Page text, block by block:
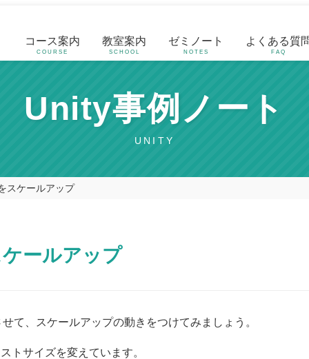
コース案内
COURSE
教室案内
SCHOOL
ゼミノート
NOTES
よくある質
FAQ
Unity事例ノート
UNITY
スケールアップ
ールアップ
て、スケールアップの動きをつけてみましょう。
トサイズを変えています。